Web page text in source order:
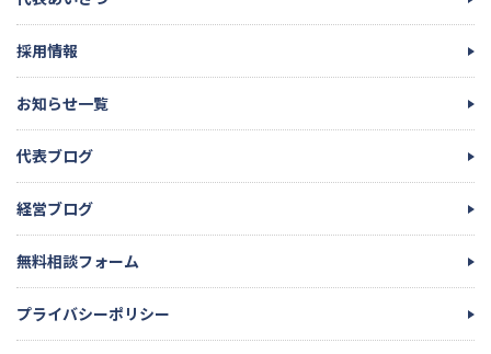
採用情報
お知らせ一覧
代表ブログ
経営ブログ
無料相談フォーム
プライバシーポリシー